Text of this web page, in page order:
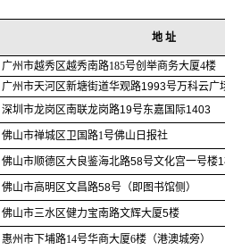
地 址
广州市越秀区越秀南路185号创举商务大厦4楼
广州市天河区新塘街道华观路1993号万科云广
深圳市龙岗区南联龙岗路19号东嘉国际1403
佛山市禅城区卫国路1号佛山日报社
佛山市顺德区大良鉴海北路58号文化宫一号楼
佛山市高明区文昌路58号（即图书馆侧）
佛山市三水区健力宝南路文辉大厦5楼
惠州市下埔路14号华商大厦6楼（港澳城旁）